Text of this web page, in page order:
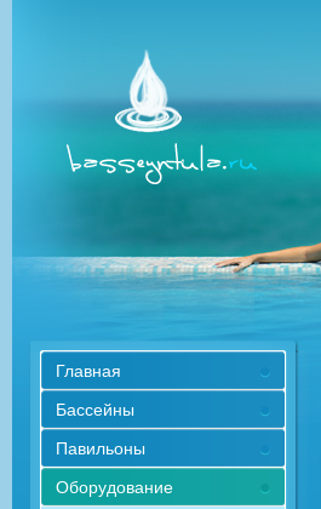
Главная
Бассейны
Павильоны
Оборудование